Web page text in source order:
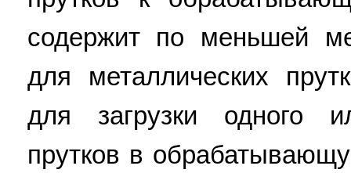
содержит по меньшей
для металлических
для загрузки одного
прутков в